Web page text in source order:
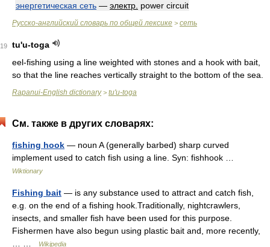
энергетическая сеть — электр. power circuit
Русско-английский словарь по общей лексике > сеть
19
tu'u-toga
eel-fishing using a line weighted with stones and a hook with bait,
so that the line reaches vertically straight to the bottom of the sea.
Rapanui-English dictionary> tu'u-toga
См. также в других словарях:
fishing hook — noun A (generally barbed) sharp curved
implement used to catch fish using a line. Syn: fishhook …
Wiktionary
Fishing bait — is any substance used to attract and catch fish,
e.g. on the end of a fishing hook.Traditionally, nightcrawlers,
insects, and smaller fish have been used for this purpose.
Fishermen have also begun using plastic bait and, more recently,
Wikipedia